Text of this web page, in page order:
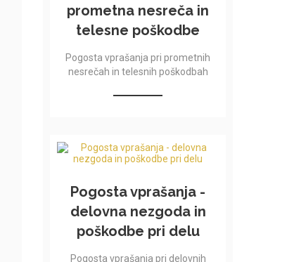
prometna nesreča in
telesne poškodbe
Pogosta vprašanja pri prometnih
nesrečah in telesnih poškodbah
Pogosta vprašanja -
delovna nezgoda in
poškodbe pri delu
Pogosta vprašanja pri delovnih